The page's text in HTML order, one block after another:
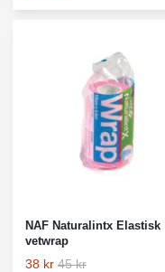
NAF Naturalintx Elastisk
vetwrap
38 kr 45 kr